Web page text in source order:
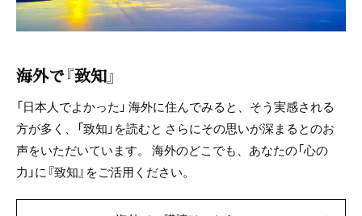
海外で『致知』
「日本人でよかった」 海外に住んでみると、そう実感される
方が多く、「致知」を読むと さらにその思いが深まるとのお
声をいただいています。 海外のどこでも、あなたの「心の
力」に『致知』をご活用ください。